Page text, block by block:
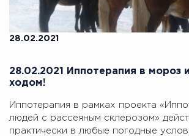
28.02.2021
28.02.2021 Иппотерапия в мороз
ходом!
Иппотерапия в рамках проекта
людей с рассеяным склерозом»
практически в любые погодные